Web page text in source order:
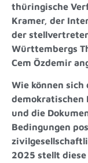
thüringische
Kramer, der
der
Württembergs
Cem Özdemir
Wie können
demokratischen
und die
Bedingungen
2025 stellt